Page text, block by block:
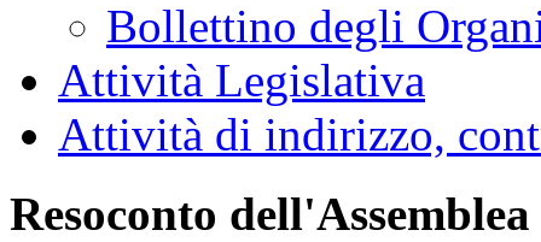
Bollettino degli
Attività Legislativa
Attività di indirizzo,
Resoconto dell'Assemblea